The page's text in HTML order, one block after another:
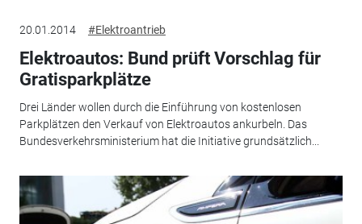
20.01.2014 #Elektroantrieb
Elektroautos: Bund prüft Vorschlag für
Gratisparkplätze
Drei Länder wollen durch die Einführung von kostenlosen
Parkplätzen den Verkauf von Elektroautos ankurbeln. Das
Bundesverkehrsministerium hat die Initiative grundsätzlich...